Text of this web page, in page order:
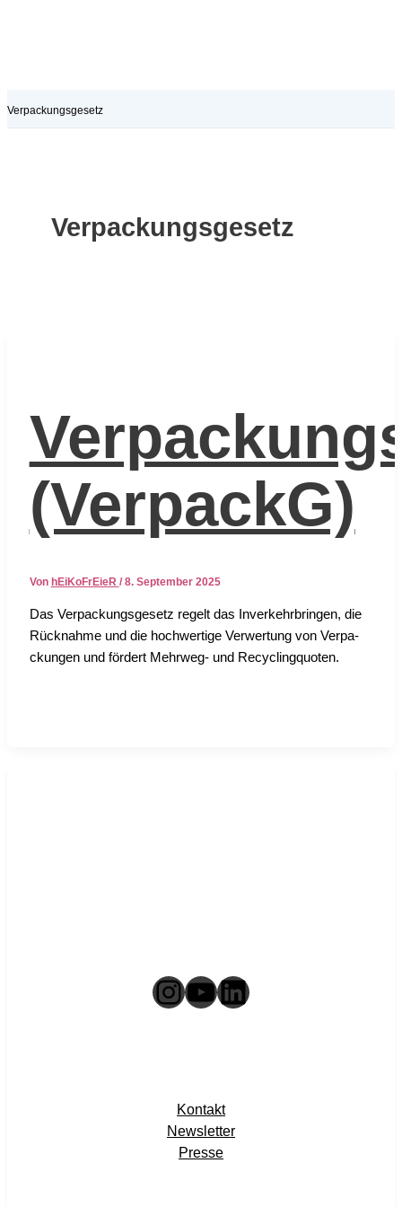
Verpackungsgesetz
Verpackungsgesetz
(VerpackG)
Von hEiKoFrEieR / 8. September 2025
Das Ver­pa­ckungs­ge­setz regelt das Inver­kehr­brin­gen, die
Rück­nah­me und die hoch­wer­ti­ge Ver­wer­tung von Ver­pa­
ckun­gen und för­dert Mehr­weg- und Recy­cling­quo­ten.
Instagram
YouTube
LinkedIn
Kontakt
Newsletter
Presse